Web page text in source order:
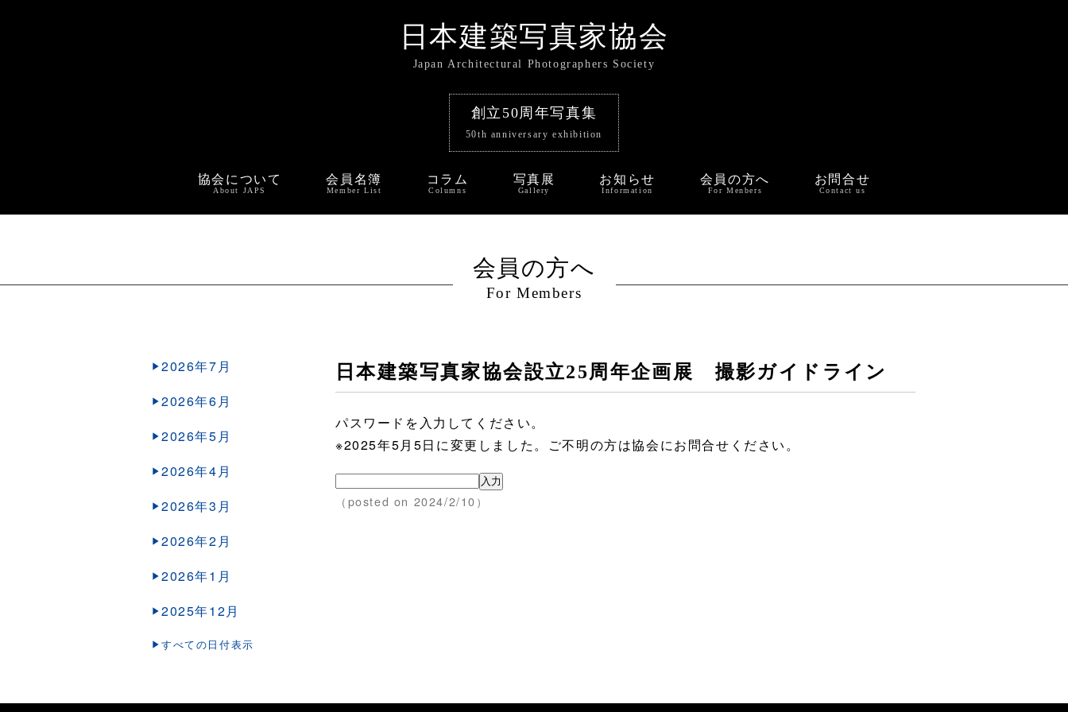
日本建築写真家協会
Japan Architectural Photographers Society
創立50周年写真集
50th anniversary exhibition
協会について
About JAPS
会員名簿
Member List
コラム
Columns
写真展
Gallery
お知らせ
Information
会員の方へ
For Menbers
お問合せ
Contact us
会員の方へ
For Members
2026年7月
2026年6月
2026年5月
2026年4月
2026年3月
2026年2月
2026年1月
2025年12月
すべての日付表示
日本建築写真家協会設立25周年企画展 撮影ガイドライン
パスワードを入力してください。
※2025年5月5日に変更しました。ご不明の方は協会にお問合せください。
（posted on 2024/2/10）